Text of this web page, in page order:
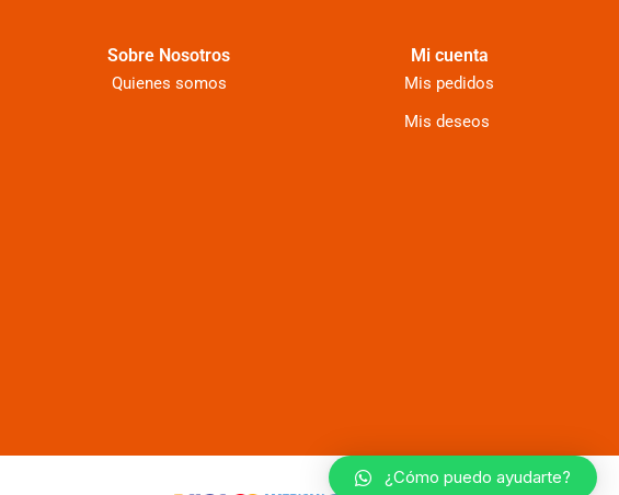
Sobre Nosotros
Quienes somos
Mi cuenta
Mis pedidos
Mis deseos
¿Cómo puedo ayudarte?